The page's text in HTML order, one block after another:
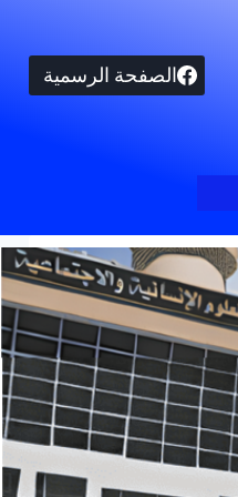
الصفحة الرسمية